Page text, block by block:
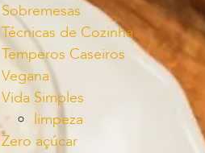
Sobremesas
Técnicas de Cozinha
Temperos Caseiros
Vegana
Vida Simples
limpeza
Zero açúcar